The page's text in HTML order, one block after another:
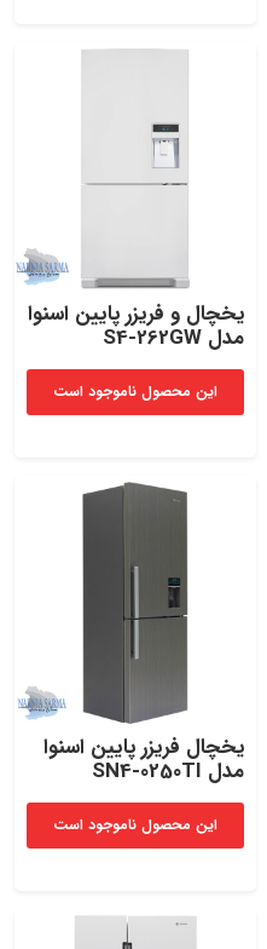
یخچال و فریزر پایین اسنوا
مدل S4-262GW
این محصول ناموجود است
یخچال فریزر پایین اسنوا
مدل SN4-0250TI
این محصول ناموجود است